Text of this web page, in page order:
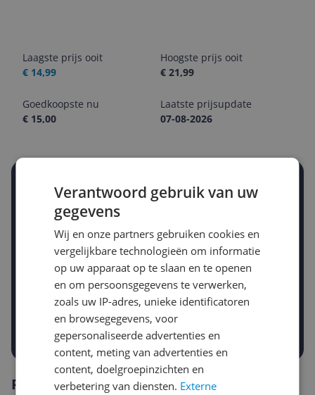
Laagste prijs ooit
€ 14,99
Hoogste prijs ooit
€ 21,99
Goedkoopste nu
€ 15,00
Laatste prijsupdate
07-08-2026
Stel een alert in en mis geen prijsdaling
Krijg een seintje zodra de prijs zakt
Jouw e-mailadres
Gewenste daling of bedrag
-5% -10% -15%
Gewenste prijs
€
Prijsalert aanzetten
Reviews
Verantwoord gebruik van uw
gegevens
Wij en onze partners gebruiken cookies en
vergelijkbare technologieën om informatie
op uw apparaat op te slaan en te openen
en om persoonsgegevens te verwerken,
zoals uw IP-adres, unieke identificatoren
en browsegegevens, voor
gepersonaliseerde advertenties en
content, meting van advertenties en
content, doelgroepinzichten en
verbetering van diensten. Externe